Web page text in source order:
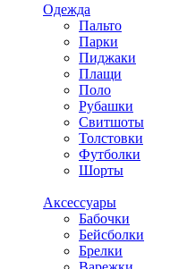
Одежда
Пальто
Парки
Пиджаки
Плащи
Поло
Рубашки
Свитшоты
Толстовки
Футболки
Шорты
Аксессуары
Бабочки
Бейсболки
Брелки